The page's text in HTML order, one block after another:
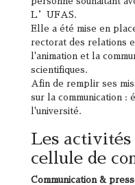
L’UFAS.
Elle a été mise en
rectorat des relations
l'animation et la
scientifiques.
Afin de remplir ses
sur la communication :
l'université.
Les
cellule de
Communication &